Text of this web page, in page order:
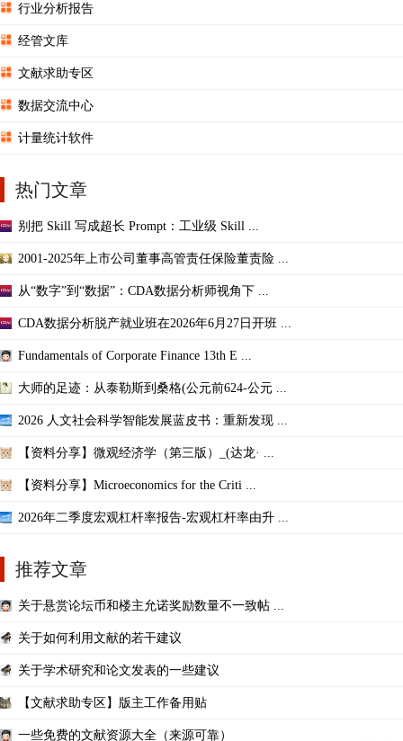
行业分析报告
经管文库
文献求助专区
数据交流中心
计量统计软件
热门文章
别把 Skill 写成超长 Prompt：工业级 Skill ...
2001-2025年上市公司董事高管责任保险董责险 ...
从“数字”到“数据”：CDA数据分析师视角下 ...
CDA数据分析脱产就业班在2026年6月27日开班 ...
Fundamentals of Corporate Finance 13th E ...
大师的足迹：从泰勒斯到桑格(公元前624-公元 ...
2026 人文社会科学智能发展蓝皮书：重新发现 ...
【资料分享】微观经济学（第三版）_(达龙· ...
【资料分享】Microeconomics for the Criti ...
2026年二季度宏观杠杆率报告-宏观杠杆率由升 ...
推荐文章
关于悬赏论坛币和楼主允诺奖励数量不一致帖 ...
关于如何利用文献的若干建议
关于学术研究和论文发表的一些建议
【文献求助专区】版主工作备用贴
一些免费的文献资源大全（来源可靠）